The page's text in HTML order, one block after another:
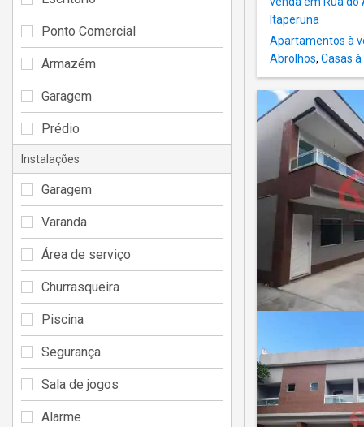
Itaperuna
Apartamentos à
Abrolhos, Casas
Ponto Comercial
Armazém
Garagem
Prédio
Instalações
Garagem
Varanda
Área de serviço
Churrasqueira
Piscina
Segurança
Sala de jogos
Alarme